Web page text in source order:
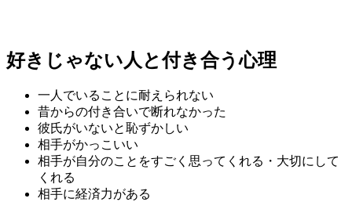
好きじゃない人と付き合う心理
一人でいることに耐えられない
昔からの付き合いで断れなかった
彼氏がいないと恥ずかしい
相手がかっこいい
相手が自分のことをすごく思ってくれる・大切にして
くれる
相手に経済力がある